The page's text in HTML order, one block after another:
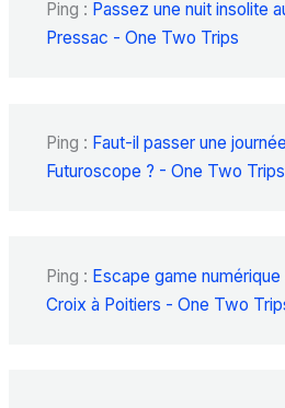
Ping : Passez une nuit insolite
Pressac - One Two Trips
Ping : Faut-il passer une
Futuroscope ? - One Two Trips
Ping : Escape game
Croix à Poitiers - One Two